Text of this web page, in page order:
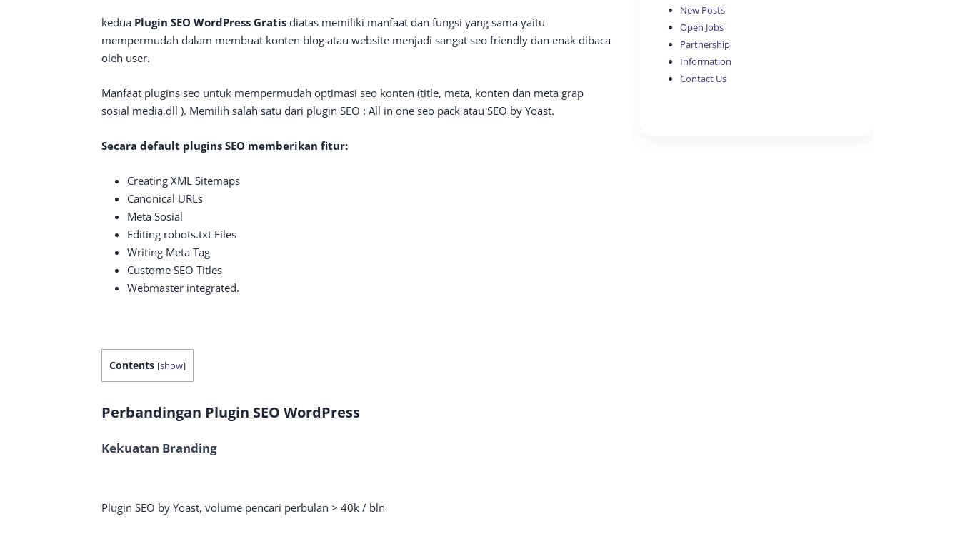
kedua Plugin SEO WordPress Gratis diatas memiliki manfaat dan fungsi yang sama yaitu
mempermudah dalam membuat konten blog atau website menjadi sangat seo friendly dan enak dibaca
oleh user.
Manfaat plugins seo untuk mempermudah optimasi seo konten (title, meta, konten dan meta grap
sosial media,dll ). Memilih salah satu dari plugin SEO : All in one seo pack atau SEO by Yoast.
Secara default plugins SEO memberikan fitur:
Creating XML Sitemaps
Canonical URLs
Meta Sosial
Editing robots.txt Files
Writing Meta Tag
Custome SEO Titles
Webmaster integrated.
Contents [show]
Perbandingan Plugin SEO WordPress
Kekuatan Branding
Plugin SEO by Yoast, volume pencari perbulan > 40k / bln
New Posts
Open Jobs
Partnership
Information
Contact Us